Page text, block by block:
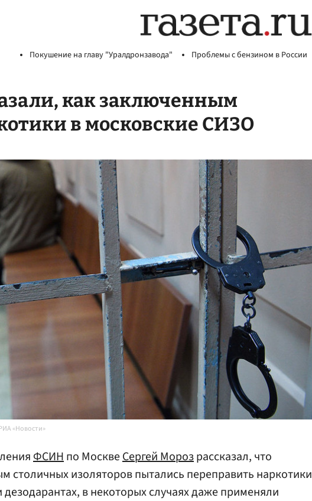
Покушение на главу "Уралдронзавода" Проблемы с бензином в России
как заключенным
в московские СИЗО
«Новости»
ФСИНпо МосквеСергей Морозрассказал, что
столичных изоляторов пытались переправить наркотики
дезодарантах, в некоторых случаях даже применяли